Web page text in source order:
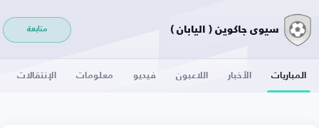
سيوى جاكوين ( اليابان ) متابعة
المباريات الأخبار اللاعبون فيديو معلومات الإنتقالات